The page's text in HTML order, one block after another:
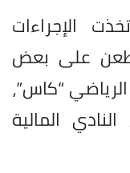
الإجراءات
على بعض
“كاس”،
المالية